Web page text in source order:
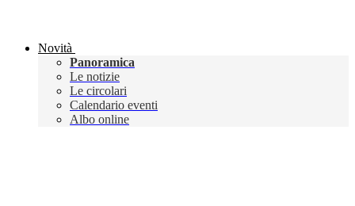
Novità
Panoramica
Le notizie
Le circolari
Calendario eventi
Albo online